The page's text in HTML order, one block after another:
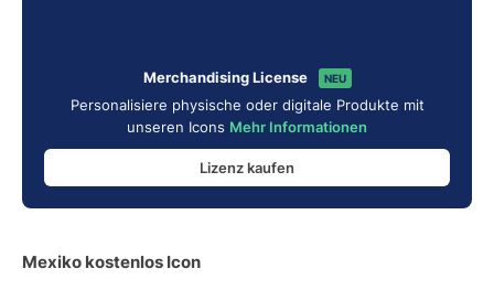
Merchandising License NEU
Personalisiere physische oder digitale Produkte mit
unseren Icons Mehr Informationen
Lizenz kaufen
Mexiko kostenlos Icon